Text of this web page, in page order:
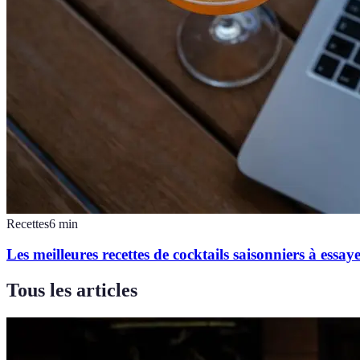
Recettes6 min
Les meilleures recettes de cocktails saisonniers à
Tous les articles